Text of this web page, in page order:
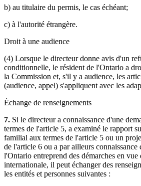
b) au titulaire du permis, le cas échéant;
c) à l'autorité étrangère.
Droit à une audience
(4) Lorsque le directeur donne avis d'un
conditionnelle, le résident de l'Ontario a
la Commission et, s'il y a audience, les
(audience, appel) s'appliquent avec les
Échange de renseignements
7. Si le directeur a connaissance d'une
termes de l'article 5, a examiné le rapport
familial aux termes de l'article 5 ou un
de l'article 6 ou a par ailleurs connaissance
l'Ontario entreprend des démarches en vue
internationale, il peut échanger des
les entités et personnes suivantes :